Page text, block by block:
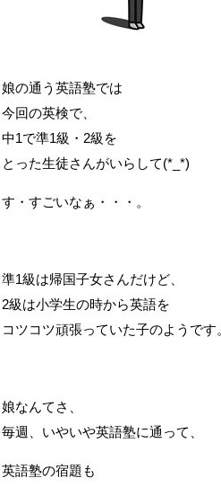
娘の通う英語塾では
今回の英検で、
中1で準1級・2級を
とった生徒さんがいらして(*_*)
す・すごいなぁ・・・。
準1級は帰国子女さんだけど、
2級は小学生の時から英語を
コツコツ頑張っていた子のようです
娘なんてさ、
毎週、いやいや英語塾に通って、
英語塾の宿題も